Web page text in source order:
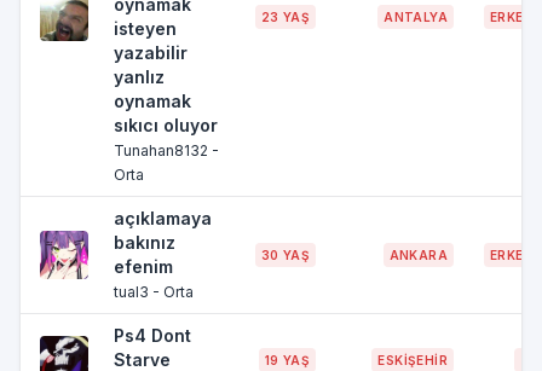
oynamak
isteyen
yazabilir
yanlız
oynamak
sıkıcı oluyor
Tunahan8132 -
Orta
23 YAŞ ANTALYA ERKEK
açıklamaya
bakınız
efenim
tual3 - Orta
30 YAŞ ANKARA ERKEK
Ps4 Dont
Starve
19 YAŞ ESKİŞEHİR